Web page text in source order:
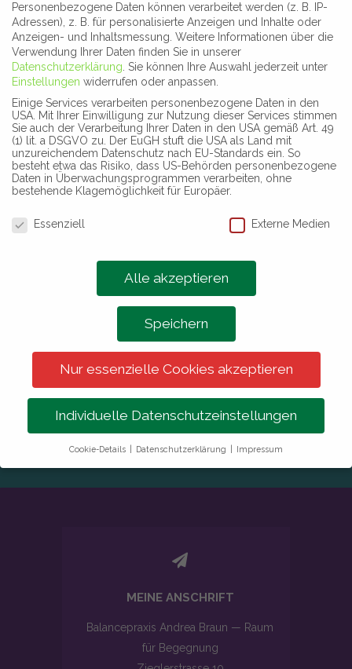
Atemorgan-
Massage
Lymphmassage
Fuß-Chakren-
Balance
Deine Füße tragen
dich durchs Leben –
Alltag – ihr habt es
Euch redlich
verdient
MEINE ANSCHRIFT
Balancepraxis Andrea Braun — Raum
für Begegnung
Personenbezogene Daten können verarbeitet werden (z. B. IP-
Adressen), z. B. für personalisierte Anzeigen und Inhalte oder
Anzeigen- und Inhaltsmessung. Weitere Informationen über die
Verwendung Ihrer Daten finden Sie in unserer
Datenschutzerklärung. Sie können Ihre Auswahl jederzeit unter
Einstellungen widerrufen oder anpassen.
Einige Services verarbeiten personenbezogene Daten in den
USA. Mit Ihrer Einwilligung zur Nutzung dieser Services stimmen
Sie auch der Verarbeitung Ihrer Daten in den USA gemäß Art. 49
(1) lit. a DSGVO zu. Der EuGH stuft die USA als Land mit
unzureichendem Datenschutz nach EU-Standards ein. So
besteht etwa das Risiko, dass US-Behörden personenbezogene
Daten in Überwachungsprogrammen verarbeiten, ohne
bestehende Klagemöglichkeit für Europäer.
Essenziell
Externe Medien
Alle akzeptieren
Speichern
Nur essenzielle Cookies akzeptieren
Individuelle Datenschutzeinstellungen
Cookie-Details Datenschutzerklärung Impressum
Datenschutzeinstellungen
Personenbezogene Daten können verarbeitet werden (z. B. IP-
Adressen), z. B. für personalisierte Anzeigen und Inhalte oder
Verwendung Ihrer Daten finden Sie in unserer
Einige Services verarbeiten personenbezogene Daten in den
USA. Mit Ihrer Einwilligung zur Nutzung dieser Services stimmen
Sie auch der Verarbeitung Ihrer Daten in den USA gemäß Art. 49